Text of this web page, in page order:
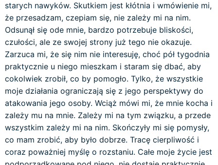
starych nawyków. Skutkiem jest kłótnia i wmówienie mi,
że przesadzam, czepiam się, nie zależy mi na nim.
Odsunął się ode mnie, bardzo potrzebuje bliskości,
czułości, ale ze swojej strony już tego nie okazuje.
Zarzuca mi, że się nim nie interesuję, choć pół tygodnia
praktycznie u niego mieszkam i staram się dbać, aby
cokolwiek zrobił, co by pomogło. Tylko, że wszystkie
moje działania ograniczają się z jego perspektywy do
atakowania jego osoby. Wciąż mówi mi, że mnie kocha i
zależy mu na mnie. Zależy mi na tym związku, a przede
wszystkim zależy mi na nim. Skończyły mi się pomysły,
co mam zrobić, aby było dobrze. Tracę cierpliwość i
coraz poważniej myślę o rozstaniu. Całe moje życie jest